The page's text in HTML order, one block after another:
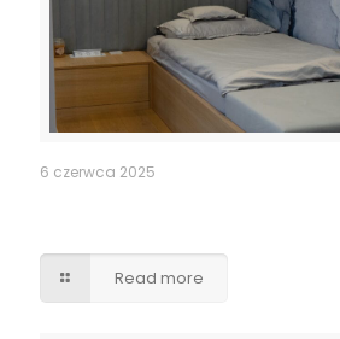
6 czerwca 2025
Read more